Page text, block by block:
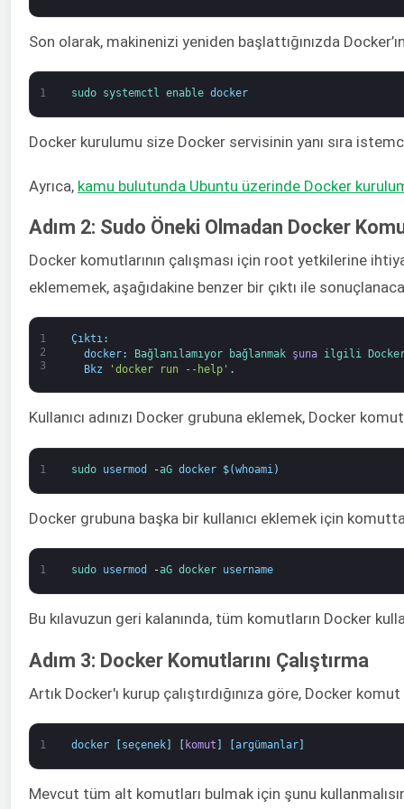
Son olarak, makinenizi yeniden başlattığınızda
1 sudo systemctl enable docker
Docker kurulumu size Docker servisinin yanı sıra
Ayrıca, kamu bulutunda Ubuntu üzerinde Docker
Adım 2: Sudo Öneki Olmadan Docker
Docker komutlarının çalışması için root yetkilerine
eklememek, aşağıdakine benzer bir çıktı ile
1
2
3
Çıktı:
docker: Bağlanılamıyor bağlanmak şuna ilgili
Bkz
'docker run --help' .
Kullanıcı adınızı Docker grubuna eklemek, Docker
1 sudo usermod -aG docker $(whoami)
Docker grubuna başka bir kullanıcı eklemek için
1 sudo usermod -aG docker username
Bu kılavuzun geri kalanında, tüm komutların Docker
Adım 3: Docker Komutlarını Çalıştırma
Artık Docker'ı kurup çalıştırdığınıza göre, Docker
1 docker seçenek] komut argümanlar]
Mevcut tüm alt komutları bulmak için şunu